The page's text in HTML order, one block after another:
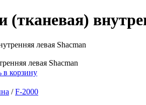
левая Shacman
в корзину
/F-2000